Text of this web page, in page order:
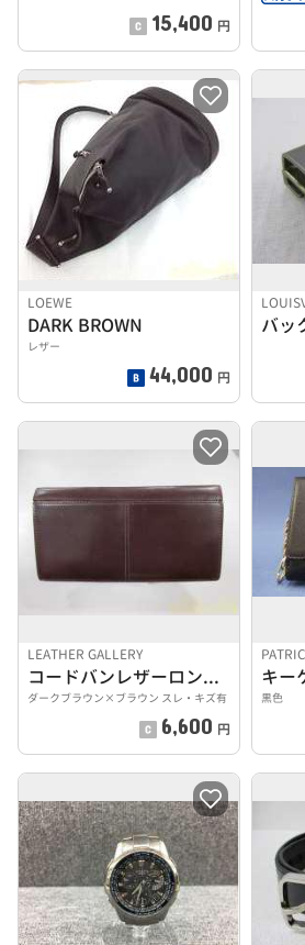
15,400 円
LOEWE
DARK BROWN
レザー
44,000 円
バッ
LEATHER GALLERY
コードバンレザーロングウォレット
ダークブラウン×ブラウン スレ・キズ有
6,600 円
キー
黒色